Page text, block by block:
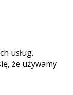
usług.
że używamy